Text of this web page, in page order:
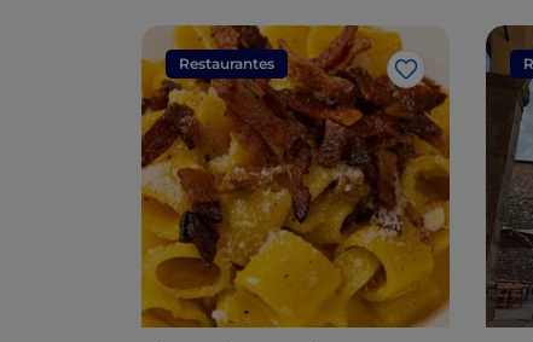
Restaurantes
Me gusta